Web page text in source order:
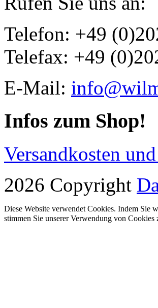
Telefon: +49
Telefax: +49
E-Mail:
Infos zum Shop!
Versandkosten
2026 Copyright
Diese Website verwendet Cookies. Indem Sie
stimmen Sie unserer Verwendung von Cookies